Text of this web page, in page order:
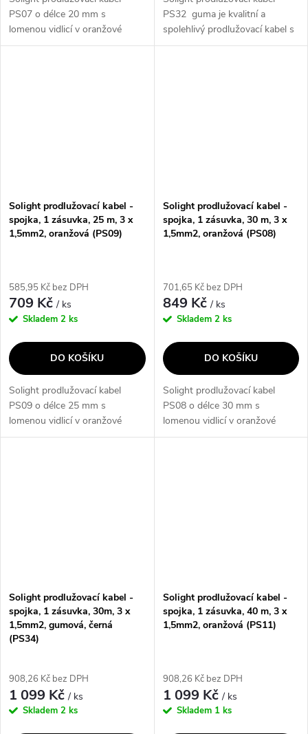
PS07 o délce 20 mm s
lomenou vidlicí v oranžové
barvě.
PS32 guma je kvalitní a
spolehlivý prodlužovací kabel s
délkou 20 metrů.
Solight prodlužovací kabel -
spojka, 1 zásuvka, 25 m, 3 x
1,5mm2, oranžová (PS09)
585,95 Kč bez DPH
709 Kč/ ks
Skladem 2 ks
DO KOŠÍKU
Solight prodlužovací kabel
PS09 o délce 25 mm s
lomenou vidlicí v oranžové
barvě.
Solight prodlužovací kabel -
spojka, 1 zásuvka, 30 m, 3 x
1,5mm2, oranžová (PS08)
701,65 Kč bez DPH
849 Kč/ ks
Skladem 2 ks
DO KOŠÍKU
Solight prodlužovací kabel
PS08 o délce 30 mm s
lomenou vidlicí v oranžové
barvě.
Solight prodlužovací kabel -
spojka, 1 zásuvka, 30m, 3 x
1,5mm2, gumová, černá
(PS34)
908,26 Kč bez DPH
1 099 Kč/ ks
Skladem 2 ks
Solight prodlužovací kabel -
spojka, 1 zásuvka, 40 m, 3 x
1,5mm2, oranžová (PS11)
908,26 Kč bez DPH
1 099 Kč/ ks
Skladem 1 ks